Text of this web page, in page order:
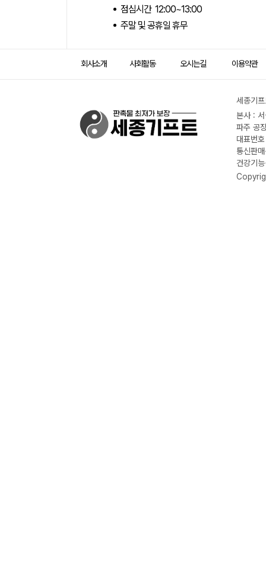
점심시간 12:00~13:00
주말 및 공휴일 휴무
회사소개 사회활동 오시는길 이용약관
세종기
본사 :
파주 공
대표번
통신판
건강기